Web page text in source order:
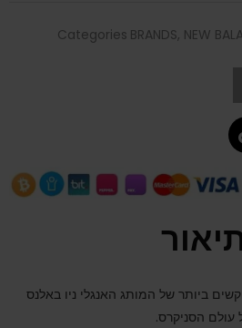
Categories BRANDS, NEW
ביותר של המותג האנגלי ניו באלנס
הסניקרס.